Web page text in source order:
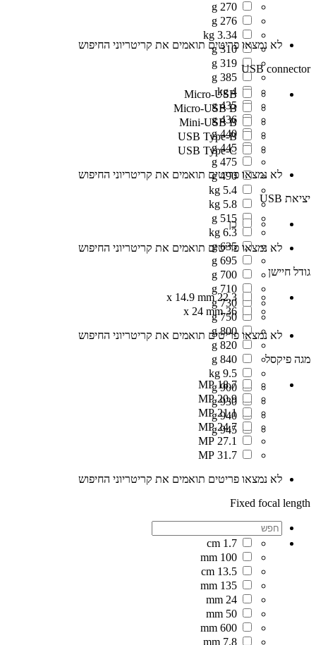
270 g
276 g
3.34 kg
310 g
319 g
385 g
4 kg
435 g
436 g
440 g
445 g
475 g
490 g
5.4 kg
5.8 kg
515 g
6.3 kg
635 g
695 g
700 g
710 g
730 g
750 g
800 g
820 g
840 g
9.5 kg
900 g
930 g
940 g
945 g
לא נמצאו פריטים תואמים את קריטריוני החיפוש
USB connector
Micro-USB
Micro-USB B
Mini-USB B
USB Type-B
USB Type-C
לא נמצאו פריטים תואמים את קריטריוני החיפוש
יציאת USB
כן
לא נמצאו פריטים תואמים את קריטריוני החיפוש
גודל חיישן
22.3 x 14.9 mm
36 x 24 mm
לא נמצאו פריטים תואמים את קריטריוני החיפוש
מגה פיקסל
18.7 MP
20.9 MP
21.1 MP
24.7 MP
27.1 MP
31.7 MP
לא נמצאו פריטים תואמים את קריטריוני החיפוש
Fixed focal length
1.7 cm
100 mm
13.5 cm
135 mm
24 mm
50 mm
600 mm
7.8 mm